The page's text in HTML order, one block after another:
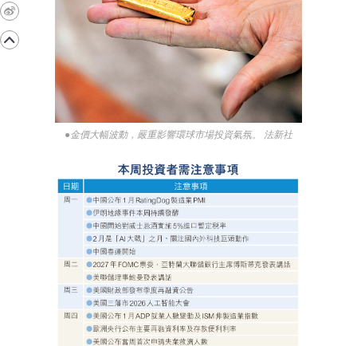
●金價大幅波動，嚴重影響環球市場投資氣氛。 法新社